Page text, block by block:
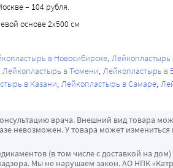
– 104 рубля.
основе 2x500 см
в Новосибирске
Лейкопластырь в Тюмени Лейкопластырь в
в Казани Лейкопластырь в Самаре
врача. Внешний вид товара
невозможен. У товара может
(в том числе с доставкой на дом)
Мы не нарушаем закон. АО НПК